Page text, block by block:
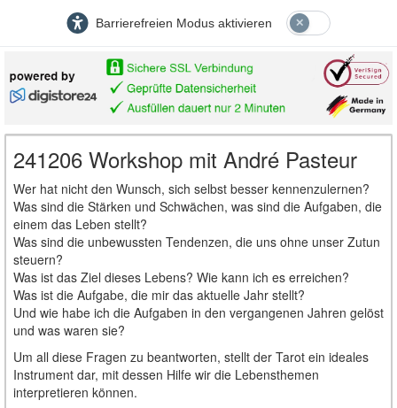
Barrierefreien Modus aktivieren
241206 Workshop mit André Pasteur
Wer hat nicht den Wunsch, sich selbst besser kennenzulernen?
Was sind die Stärken und Schwächen, was sind die Aufgaben, die
einem das Leben stellt?
Was sind die unbewussten Tendenzen, die uns ohne unser Zutun
steuern?
Was ist das Ziel dieses Lebens? Wie kann ich es erreichen?
Was ist die Aufgabe, die mir das aktuelle Jahr stellt?
Und wie habe ich die Aufgaben in den vergangenen Jahren gelöst
und was waren sie?
Um all diese Fragen zu beantworten, stellt der Tarot ein ideales
Instrument dar, mit dessen Hilfe wir die Lebensthemen
interpretieren können.